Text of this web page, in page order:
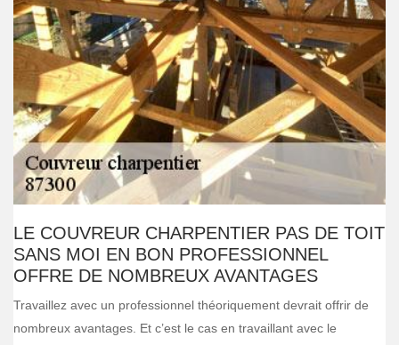
LE COUVREUR CHARPENTIER PAS DE TOIT
SANS MOI EN BON PROFESSIONNEL
OFFRE DE NOMBREUX AVANTAGES
Travaillez avec un professionnel théoriquement devrait offrir de
nombreux avantages. Et c’est le cas en travaillant avec le